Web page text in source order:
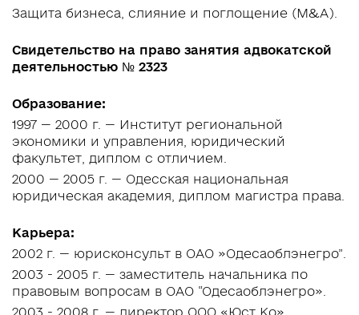
Защита бизнеса, слияние и поглощение (M&A).
Свидетельство на право занятия адвокатской
деятельностью № 2323
Образование:
1997 — 2000 г. — Институт региональной
экономики и управления, юридический
факультет, диплом с отличием.
2000 — 2005 г. — Одесская национальная
юридическая академия, диплом магистра права.
Карьера:
2002 г. — юрисконсульт в ОАО »Одесаоблэнегро”.
2003 - 2005 г. — заместитель начальника по
правовым вопросам в ОАО “Одесаоблэнегро».
2003 - 2008 г. — директор ООО «Юст Ко».